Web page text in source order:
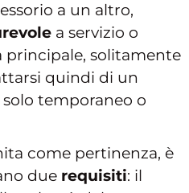
a un altro,
a servizio o
principale, solitamente
quindi di un
temporaneo o
come pertinenza, è
due requisiti: il